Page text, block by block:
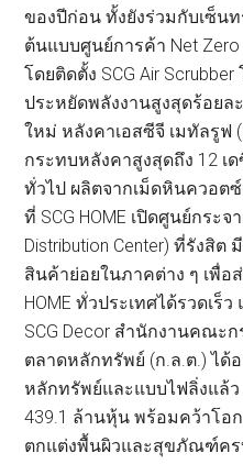
ของปีก่อน ทั้งยังร่วมกับเซ็น
ต้นแบบศูนย์การค้า Net
โดยติดตั้ง SCG Air
ประหยัดพลังงานสูงสุดร้อย
ใหม่ หลังคาเอสซีจี เมทัลรูฟ
กระทบหลังคาสูงสุดถึง 12 เ
ทั่วไป ผลิตจากเม็ดหินควอต
ที่ SCG HOME เปิดศูนย์กระ
Distribution Center) ที่รังสิ
สินค้าย่อยในภาคต่าง ๆ เพื่อ
HOME ทั่วประเทศได้รวดเ
SCG Decor สำนักงานคณะ
ตลาดหลักทรัพย์ (ก.ล.ต.) ไ
หลักทรัพย์และแบบไฟลิ่งแล้ว
439.1 ล้านหุ้น พร้อมคว้าโอ
ตกแต่งพื้นผิวและสุขภัณฑ์คร